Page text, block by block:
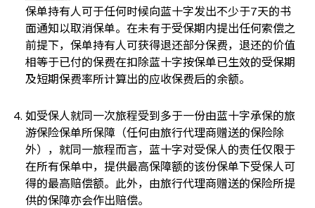
保单持有人可于任何时候向蓝十字发出不少于7天的书
面通知以取消保单。在未有于受保期内提出任何索偿之
前提下，保单持有人可获得退还部分保费，退还的价值
相等于已付的保费在扣除蓝十字按保单已生效的受保期
及短期保费率所计算出的应收保费后的余额。
如受保人就同一次旅程受到多于一份由蓝十字承保的旅
游保险保单所保障（任何由旅行代理商赠送的保险除
外），就同一旅程而言，蓝十字对受保人的责任仅限于
在所有保单中，提供最高保障额的该份保单下受保人可
得的最高赔偿额。此外，由旅行代理商赠送的保险所提
供的保障亦会作出赔偿。